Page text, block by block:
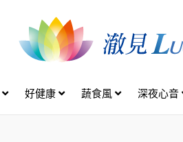
好健康 蔬食風 深夜心音